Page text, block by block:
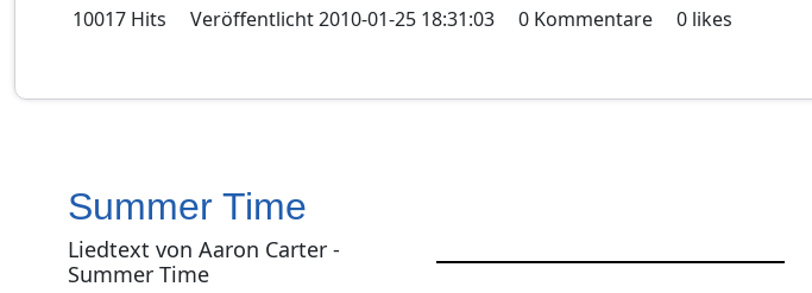
10017 Hits Veröffentlicht2010-01-25 18:31:03 0 Kommentare 0 likes
Summer Time
Liedtext von Aaron Carter -
Summer Time